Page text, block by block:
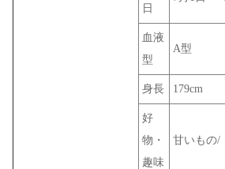
日
血液
型
A型
身長 179cm
好
物・
趣味
甘いもの/